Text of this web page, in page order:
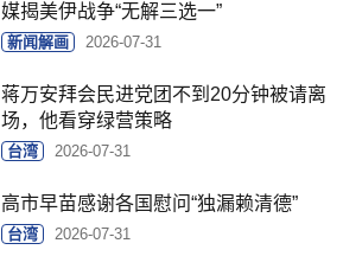
媒揭美伊战争“无解三选一”
新闻解画 2026-07-31
蒋万安拜会民进党团不到20分钟被请离
场，他看穿绿营策略
台湾 2026-07-31
高市早苗感谢各国慰问“独漏赖清德”
台湾 2026-07-31